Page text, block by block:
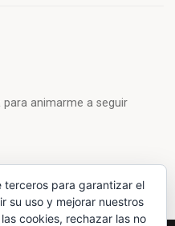
para animarme a seguir
terceros para garantizar el
su uso y mejorar nuestros
cookies, rechazar las no